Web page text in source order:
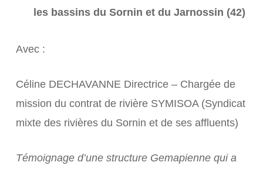
les bassins du Sornin et du Jarnossin (42)
Avec :
Céline DECHAVANNE Directrice – Chargée de
mission du contrat de rivière SYMISOA (Syndicat
mixte des rivières du Sornin et de ses affluents)
Témoignage d’une structure Gemapienne qui a